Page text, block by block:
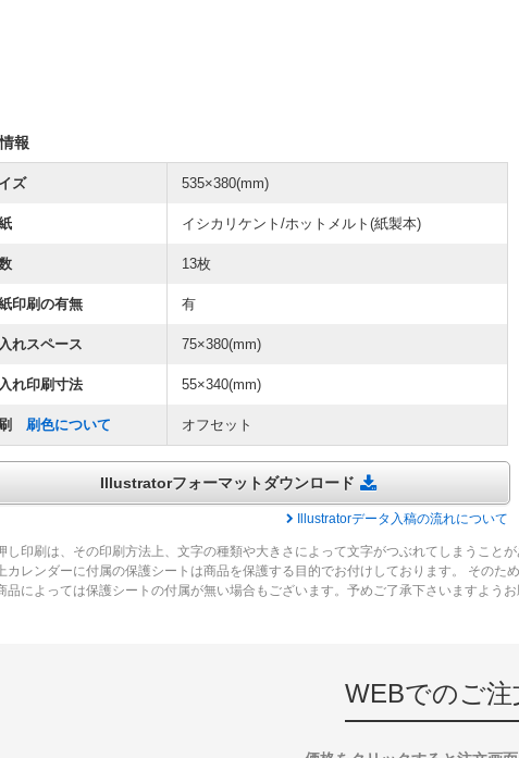
報
ズ 535×380(mm)
イシカリケント/ホットメルト(紙製本)
13枚
印刷の有無 有
れスペース 75×380(mm)
れ印刷寸法 55×340(mm)
刷色について オフセット
Illustratorフォーマットダウンロード
Illustratorデータ入稿の流れについて
印刷は、その印刷方法上、文字の種類や大きさによって文字がつぶれてしまうこと
レンダーに付属の保護シートは商品を保護する目的でお付けしております。 そのた
品によっては保護シートの付属が無い場合もございます。予めご了承下さいますようお
WEBでのご